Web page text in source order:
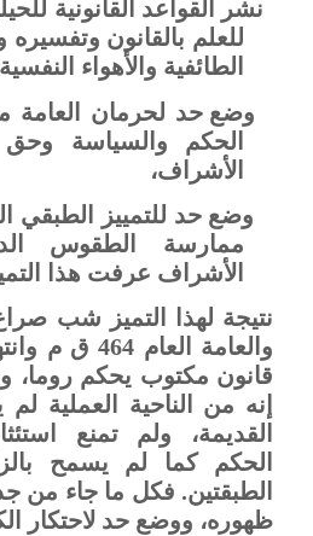
نشر القواعد القانونية
للعلم بالقانون وتفسيره
الطائفية والأهواء
وضع حد لحرمان
الحكم والسياسة
الأشراف،
وضع حد للتمييز
ممارسة الطقوس
الأشراف عرفت هذا
نتيجة لهذا التميز شب
والعامة
قانون مكتوب يحكم روما،
إنه من الناحية العملية
القديمة، ولم تمنع
الحكم كما لم يسمح
الطبقتين. فكل ما جاء من
ظهوره، ووضع حد لاحتكار